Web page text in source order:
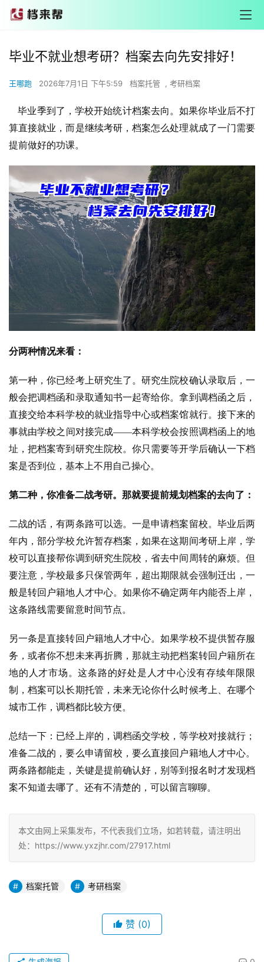
毕业不就业想考研？档案去向先安排好！
王哪跑 2026年7月1日 下午5:59 档案托管 , 考研档案
毕业季到了，学校开始统计档案去向。如果你毕业后不打
算直接就业，而是继续考研，档案怎么处理就成了一门需要
提前做好的功课。
分两种情况来看：
第一种，你已经考上研究生了。研究生院校确认录取后，一
般会把调档函和录取通知书一起寄给你。拿到调档函之后，
直接交给本科学校的就业指导中心或档案馆就行。接下来的
事就由学校之间对接完成——本科学校会按照调档函上的地
址，把档案寄到研究生院校。你只需要等开学后确认一下档
案是否到位，基本上不用自己操心。
第二种，你准备二战考研。那就要提前规划档案的去向了：
二战的话，有两条路可以选。一是申请档案留校。毕业后两
年内，部分学校允许暂存档案，如果在这期间考研上岸，学
校可以直接帮你调到研究生院校，省去中间周转的麻烦。但
要注意，学校最多只保管两年，超出期限就会强制迁出，一
般是转回户籍地人才中心。如果你不确定两年内能否上岸，
这条路线需要留意时间节点。
另一条是直接转回户籍地人才中心。如果学校不提供暂存服
务，或者你不想未来再折腾，那就主动把档案转回户籍所在
地的人才市场。这条路的好处是人才中心没有存续年限限
制，档案可以长期托管，未来无论你什么时候考上、在哪个
城市工作，调档都比较方便。
总结一下：已经上岸的，调档函交学校，等学校对接就行；
准备二战的，要么申请留校，要么直接回户籍地人才中心。
两条路都能走，关键是提前确认好，别等到报名时才发现档
案不知道去哪了。还有不清楚的，可以留言聊聊。
本文由网上采集发布，不代表我们立场，如若转载，请注明出
处：https://www.yxzjhr.com/27917.html
档案托管 考研档案
赞 (0)